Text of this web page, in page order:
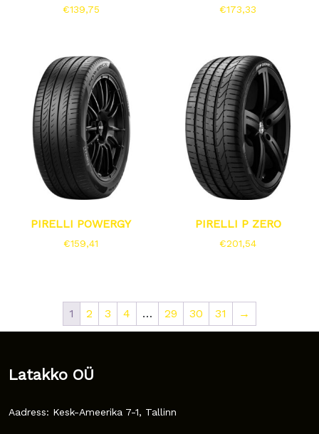
€139,75 €173,33
PIRELLI POWERGY
€159,41
PIRELLI P ZERO
€201,54
1 2 3 4 … 29 30 31 →
Latakko OÜ
Aadress: Kesk-Ameerika 7-1, Tallinn